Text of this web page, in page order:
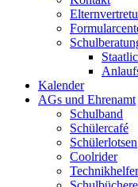
Kalender
AGs und Ehrenamt
Schulband
Schülercafé
Schülerlotsen
Coolrider